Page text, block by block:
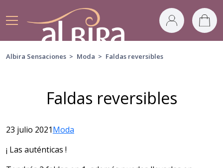
Albira Sensaciones > Moda > Faldas reversibles
Faldas reversibles
23 julio 2021Moda
¡ Las auténticas !